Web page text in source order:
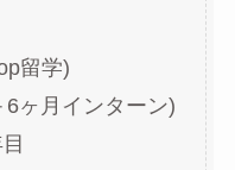
留学)
ヶ月インターン)